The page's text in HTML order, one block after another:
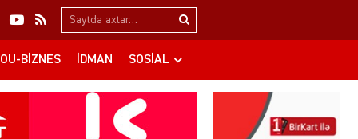
Search…
BIZNES İDMAN SOSIAL